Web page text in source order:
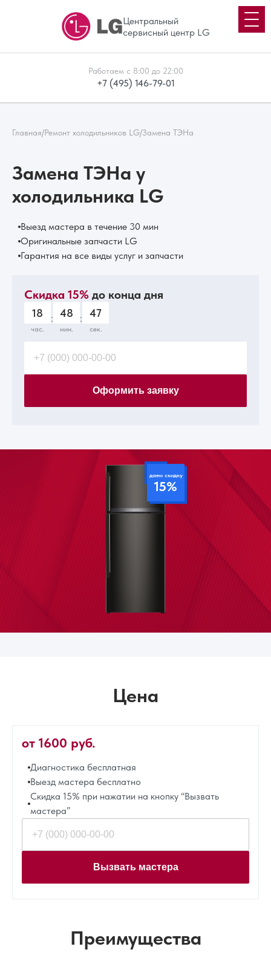
Центральный
сервисный центр LG
Работаем с 8:00 до 22:00
+7 (495) 146-79-01
Главная/Ремонт холодильников LG/Замена ТЭНа
Замена ТЭНа у
холодильника LG
Выезд мастера в течение 30 мин
Оригинальные запчасти LG
Гарантия на все виды услуг и запчасти
Скидка 15% до конца дня
18
час.
: 48
мин.
: 46
сек.
Оформить заявку
даем скидку
15%
Цена
от 1600 руб.
Диагностика бесплатная
Выезд мастера бесплатно
Скидка 15% при нажатии на кнопку “Вызвать
мастера”
Вызвать мастера
Преимущества